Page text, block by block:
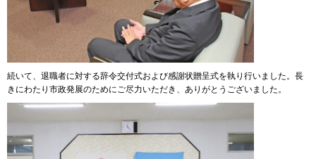
続いて、退職者に対する辞令交付式および感謝状贈呈式を執り行いました。長
きにわたり市政発展のためにご尽力いただき、ありがとうございました。